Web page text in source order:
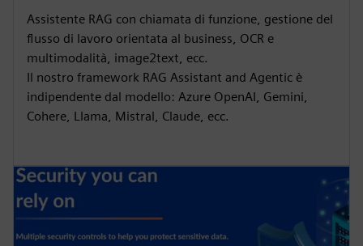
Assistente RAG con chiamata di funzione, gestione del
flusso di lavoro orientata al business, OCR e
multimodalità, image2text, ecc.
Il nostro framework RAG Assistant and Agentic è
indipendente dal modello: Azure OpenAI, Gemini,
Cohere, Llama, Mistral, Claude, ecc.